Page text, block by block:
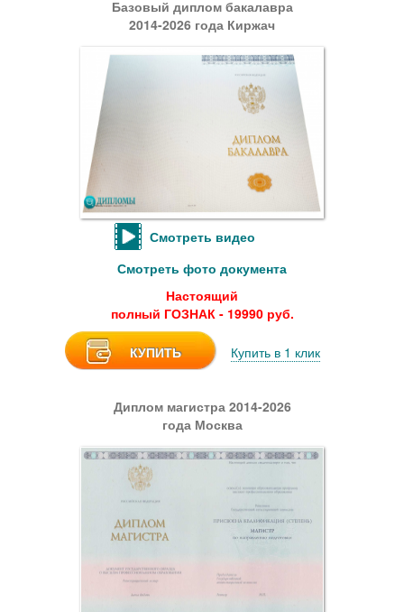
Базовый диплом бакалавра
2014-2026 года Киржач
Смотреть видео
Смотреть фото документа
Настоящий
полный ГОЗНАК - 19990 руб.
КУПИТЬ Купить в 1 клик
Диплом магистра 2014-2026
года Москва